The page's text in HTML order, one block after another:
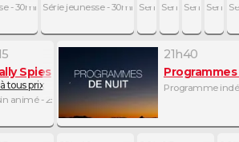
- 30mn Série jeunesse - 30mn Série d'animation -
Série d'animation
SérieSérie
Spies
tous prix
animé - 25mn
21h40
Programme